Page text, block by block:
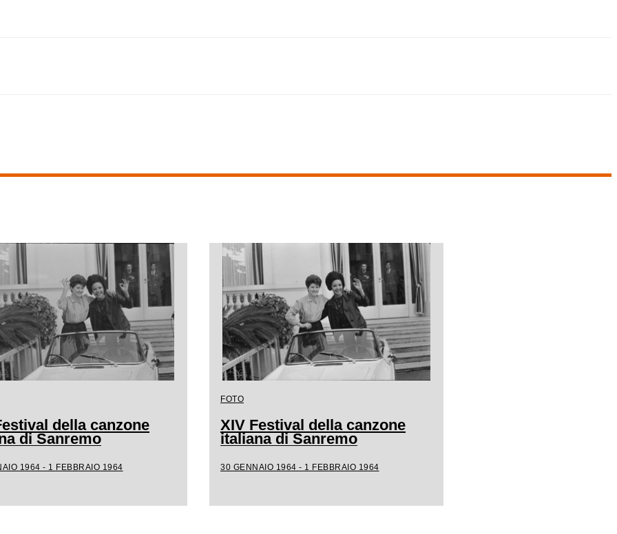
della canzone
di Sanremo
1964 - 1 FEBBRAIO 1964
FOTO
XIV Festival della canzone
italiana di Sanremo
30 GENNAIO 1964 - 1 FEBBRAIO 1964